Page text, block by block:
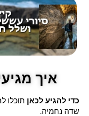
איך
כדי להגיע לכאן תוכלו
שדה נחמיה.